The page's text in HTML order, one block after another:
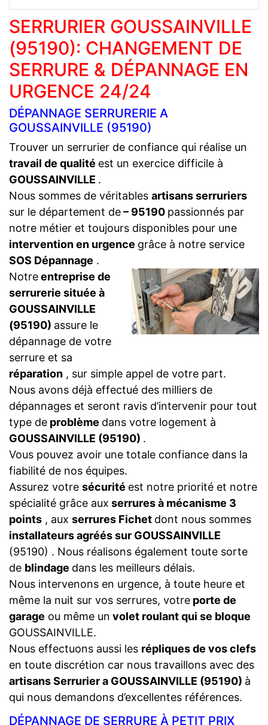
SERRURIER GOUSSAINVILLE
(95190): CHANGEMENT DE
SERRURE & DÉPANNAGE EN
URGENCE 24/24
DÉPANNAGE SERRURERIE A
GOUSSAINVILLE (95190)
Trouver un serrurier de confiance qui réalise un
travail de qualité est un exercice difficile à
GOUSSAINVILLE .
Nous sommes de véritables artisans serruriers
sur le département de– 95190 passionnés par
notre métier et toujours disponibles pour une
intervention en urgence grâce à notre service
SOS Dépannage .
Notreentreprise de
serrurerie située à
GOUSSAINVILLE
(95190) assure le
dépannage de votre
serrure et sa
réparation , sur simple appel de votre part.
Nous avons déjà effectué des milliers de
dépannages et seront ravis d’intervenir pour tout
type de problème dans votre logement à
GOUSSAINVILLE (95190) .
Vous pouvez avoir une totale confiance dans la
fiabilité de nos équipes.
Assurez votre sécurité est notre priorité et notre
spécialité grâce aux serrures à mécanisme 3
points , aux serrures Fichet dont nous sommes
installateurs agréés sur GOUSSAINVILLE
(95190) . Nous réalisons également toute sorte
de blindage dans les meilleurs délais.
Nous intervenons en urgence, à toute heure et
même la nuit sur vos serrures, votre porte de
garage ou même un volet roulant qui se bloque
GOUSSAINVILLE.
Nous effectuons aussi les répliques de vos clefs
en toute discrétion car nous travaillons avec des
artisans Serrurier a GOUSSAINVILLE (95190) à
qui nous demandons d’excellentes références.
DÉPANNAGE DE SERRURE À PETIT PRIX